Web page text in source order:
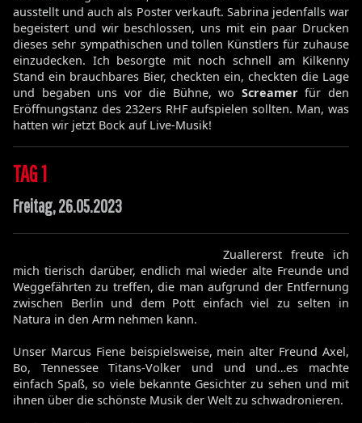
ausstellt und auch als Poster verkauft. Sabrina jedenfalls war
begeistert und wir beschlossen, uns mit ein paar Drucken
dieses sehr sympathischen und tollen Künstlers für zuhause
einzudecken. Ich besorgte mit noch schnell am Kilkenny
Stand ein brauchbares Bier, checkten ein, checkten die Lage
und begaben uns vor die Bühne, wo Screamerfür den
Eröffnungstanz des 232ers RHF aufspielen sollten. Man, was
hatten wir jetzt Bock auf Live-Musik!
TAG 1
Freitag, 26.05.2023
Zuallererst freute ich
mich tierisch darüber, endlich mal wieder alte Freunde und
Weggefährten zu treffen, die man aufgrund der Entfernung
zwischen Berlin und dem Pott einfach viel zu selten in
Natura in den Arm nehmen kann.
Unser Marcus Fiene beispielsweise, mein alter Freund Axel,
Bo, Tennessee Titans-Volker und und und…es machte
einfach Spaß, so viele bekannte Gesichter zu sehen und mit
ihnen über die schönste Musik der Welt zu schwadronieren.